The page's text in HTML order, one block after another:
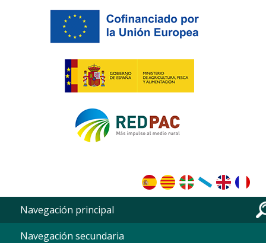
Vés al contingut
Navegación principal
Navegación secundaria